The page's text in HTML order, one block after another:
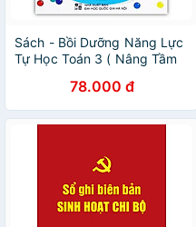
Sách - Bồi Dưỡng Năng Lực
Tự Học Toán 3 ( Nâng Tầm
78.000 đ